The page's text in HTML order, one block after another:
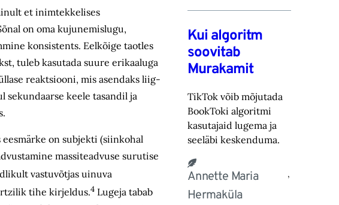
et inimtekkelises
on oma kujunemislugu,
konsistents. Eelkõige taotles
tuleb kasutada suure erikaaluga
reaktsiooni, mis asendaks liig­
keele tasandil ja
on subjekti (siinkohal
massiteadvuse surutise
vastuvõtjas uinuva
tihe kirjeldus.4 Lugeja tabab
Kui algoritm
soovitab
Murakamit
TikTok võib mõjutada
BookToki algoritmi
kasutajaid lugema ja
seeläbi keskenduma.‎
Annette Maria
Hermaküla
,